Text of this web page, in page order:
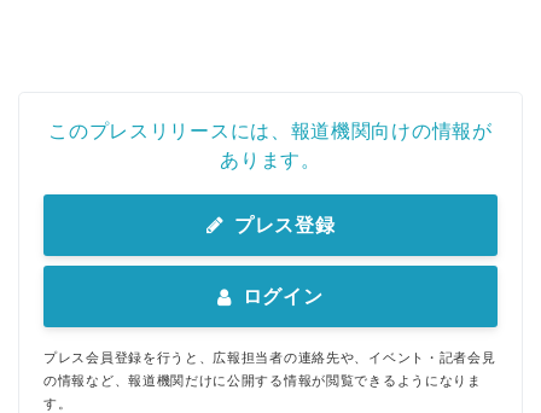
このプレスリリースには、報道機関向けの情報が
あります。
プレス登録
ログイン
プレス会員登録を行うと、広報担当者の連絡先や、イベント・記者会見
の情報など、報道機関だけに公開する情報が閲覧できるようになりま
す。